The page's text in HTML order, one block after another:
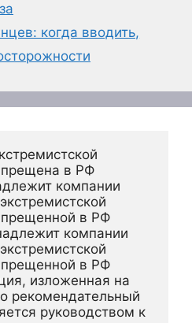
когда вводить,
в РФ
компании
в РФ
компании
в РФ
изложенная на
рекомендательный
руководством к